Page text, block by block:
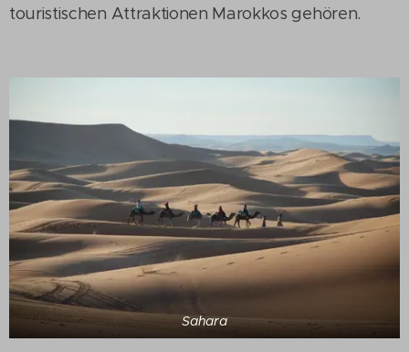
touristischen Attraktionen Marokkos gehören.
Sahara